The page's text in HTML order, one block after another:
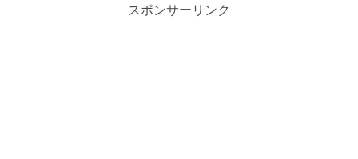
おいしい」購入先を徹底比較！
スポンサーリンク